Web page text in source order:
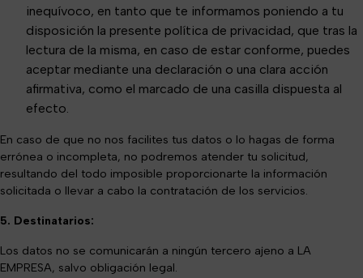
inequívoco, en tanto que te informamos poniendo a tu
disposición la presente política de privacidad, que tras la
lectura de la misma, en caso de estar conforme, puedes
aceptar mediante una declaración o una clara acción
afirmativa, como el marcado de una casilla dispuesta al
efecto.
En caso de que no nos facilites tus datos o lo hagas de forma
errónea o incompleta, no podremos atender tu solicitud,
resultando del todo imposible proporcionarte la información
solicitada o llevar a cabo la contratación de los servicios.
5. Destinatarios:
Los datos no se comunicarán a ningún tercero ajeno a LA
EMPRESA, salvo obligación legal.